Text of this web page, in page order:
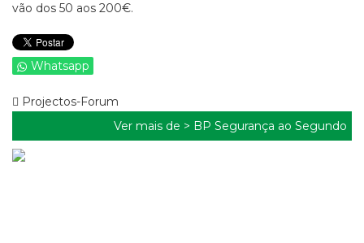
vão dos 50 aos 200€.
Whatsapp
Projectos-Forum
Ver mais de > BP Segurança ao Segundo